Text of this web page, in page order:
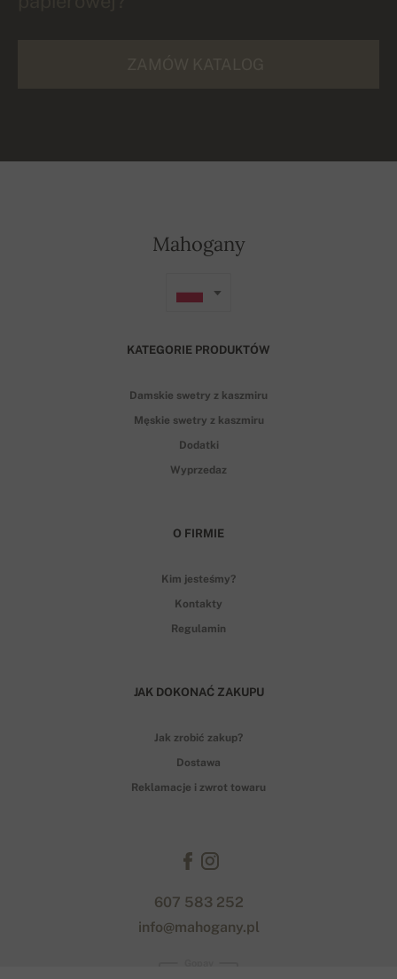
Mahogany
KATEGORIE PRODUKTÓW
Damskie swetry z kaszmiru
Męskie swetry z kaszmiru
Dodatki
Wyprzedaz
O FIRMIE
Kim jesteśmy?
Kontakty
Regulamin
JAK DOKONAĆ ZAKUPU
Jak zrobić zakup?
Dostawa
Reklamacje i zwrot towaru
607 583 252
info@mahogany.pl